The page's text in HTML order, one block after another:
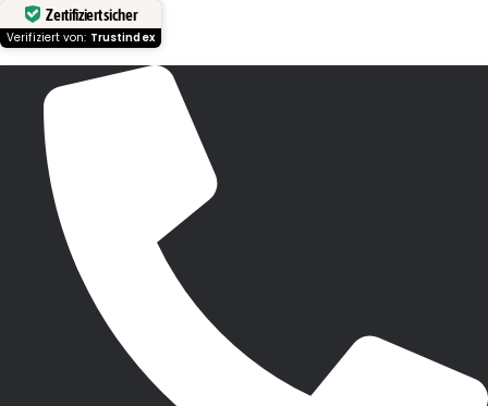
Zertifiziert sicher
Verifiziert von: Trustindex